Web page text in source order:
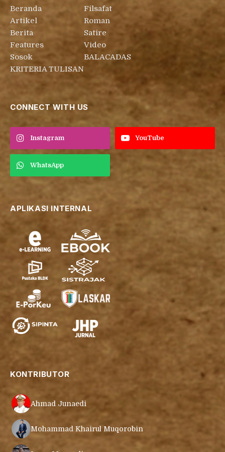
Beranda
Artikel
Berita
Features
Sosok
KRITERIA TULISAN
Filsafat
Roman
Satire
Video
BALACADAS
CONNECT WITH US
Instagram YouTube
WhatsApp
APLIKASI INTERNAL
KONTRIBUTOR
Ahmad Junaedi
Mohammad Khairul Muqorobin